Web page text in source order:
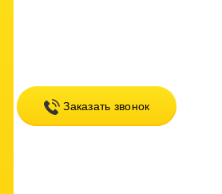
Заказать звонок